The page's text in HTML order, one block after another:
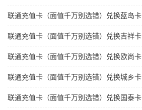
联通充值卡（面值千万别选错）兑换蓝岛卡
联通充值卡（面值千万别选错）兑换吉祥卡
联通充值卡（面值千万别选错）兑换欧尚卡
联通充值卡（面值千万别选错）兑换城乡卡
联通充值卡（面值千万别选错）兑换国泰卡